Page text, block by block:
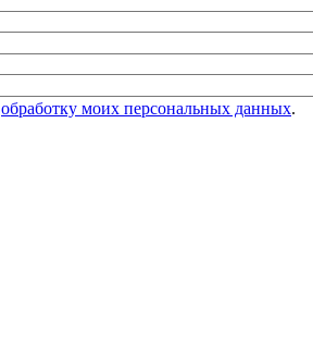
обработку моих персональных данных.